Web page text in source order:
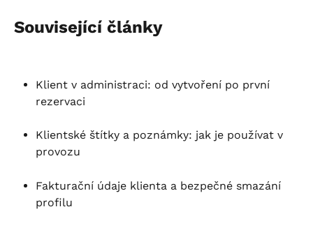
Související články
Klient v administraci: od vytvoření po první
rezervaci
Klientské štítky a poznámky: jak je používat v
provozu
Fakturační údaje klienta a bezpečné smazání
profilu